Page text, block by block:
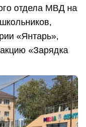
отдела МВД на
«Янтарь»,
«Зарядка